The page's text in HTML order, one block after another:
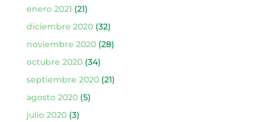
enero 2021 (21)
diciembre 2020(32)
noviembre 2020(28)
octubre 2020(34)
septiembre 2020(21)
agosto 2020(5)
julio 2020(3)